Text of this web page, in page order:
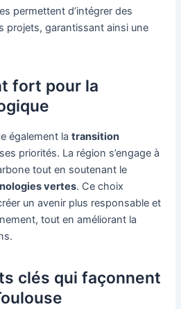
permettent d’intégrer des
projets, garantissant ainsi une
fort pour la
également latransition
priorités. La région s’engage à
tout en soutenant le
vertes. Ce choix
un avenir plus responsable et
tout en améliorant la
clés qui façonnent